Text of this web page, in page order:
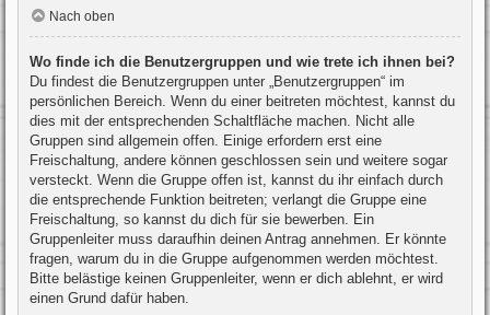
Nach oben
Wo finde ich die Benutzergruppen und wie trete ich ihnen bei?
Du findest die Benutzergruppen unter „Benutzergruppen“ im
persönlichen Bereich. Wenn du einer beitreten möchtest, kannst du
dies mit der entsprechenden Schaltfläche machen. Nicht alle
Gruppen sind allgemein offen. Einige erfordern erst eine
Freischaltung, andere können geschlossen sein und weitere sogar
versteckt. Wenn die Gruppe offen ist, kannst du ihr einfach durch
die entsprechende Funktion beitreten; verlangt die Gruppe eine
Freischaltung, so kannst du dich für sie bewerben. Ein
Gruppenleiter muss daraufhin deinen Antrag annehmen. Er könnte
fragen, warum du in die Gruppe aufgenommen werden möchtest.
Bitte belästige keinen Gruppenleiter, wenn er dich ablehnt, er wird
einen Grund dafür haben.